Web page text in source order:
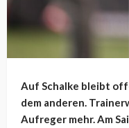
Auf Schalke bleibt
dem anderen.
Aufreger mehr. Am